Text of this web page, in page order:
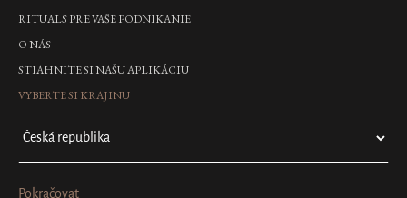
RITUALS PRE VAŠE PODNIKANIE
O NÁS
STIAHNITE SI NAŠU APLIKÁCIU
VYBERTE SI KRAJINU
Pokračovat